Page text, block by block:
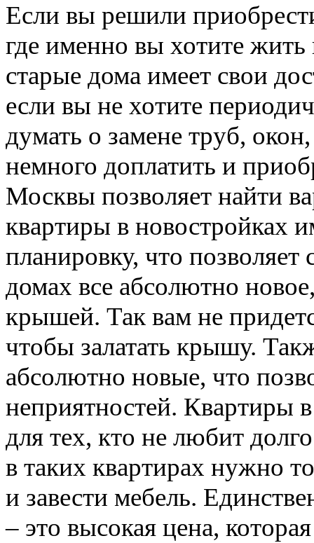
Если вы решили
где именно вы хотите
старые дома имеет свои
если вы не хотите
думать о замене труб,
немного доплатить и
Москвы позволяет найти
квартиры в новостройках
планировку, что
домах все абсолютно
крышей. Так вам не
чтобы залатать крышу.
абсолютно новые, что
неприятностей. Квартиры
для тех, кто не любит
в таких квартирах нужно
и завести мебель.
– это высокая цена,